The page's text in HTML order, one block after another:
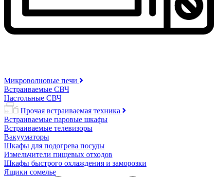
Микроволновые печи
Встраиваемые СВЧ
Настольные СВЧ
Прочая встраиваемая техника
Встраиваемые паровые шкафы
Встраиваемые телевизоры
Вакууматоры
Шкафы для подогрева посуды
Измельчители пищевых отходов
Шкафы быстрого охлаждения и заморозки
Ящики сомелье